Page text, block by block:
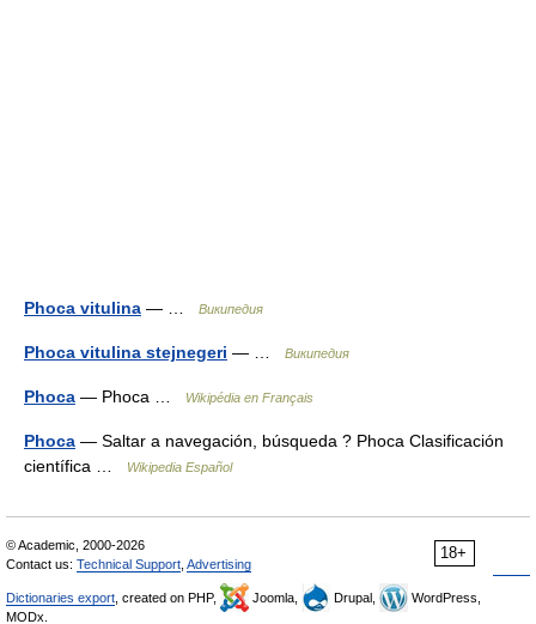
Phoca vitulina — … Википедия
Phoca vitulina stejnegeri — … Википедия
Phoca — Phoca … Wikipédia en Français
Phoca — Saltar a navegación, búsqueda ? Phoca Clasificación
científica …
Wikipedia Español
18+
© Academic, 2000-2026
Contact us: Technical Support Advertising
Dictionaries export , created on PHP, Joomla, Drupal,
WordPress,
MODx.